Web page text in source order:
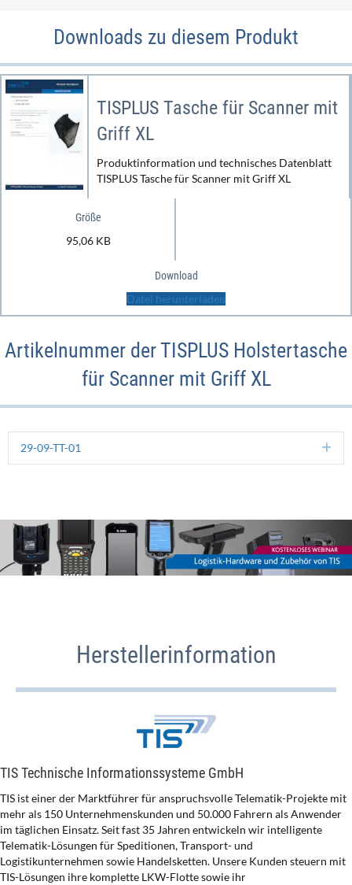
Downloads zu diesem Produkt
TISPLUS Tasche für Scanner mit
Griff XL
Produktinformation und technisches Datenblatt
TISPLUS Tasche für Scanner mit Griff XL
Größe
95,06 KB
Download
Datei herunterladen
Artikelnummer der TISPLUS Holstertasche
für Scanner mit Griff XL
29-09-TT-01
Herstellerinformation
TIS Technische Informationssysteme GmbH
TIS ist einer der Marktführer für anspruchsvolle Telematik-Projekte mit
mehr als 150 Unternehmenskunden und 50.000 Fahrern als Anwender
im täglichen Einsatz. Seit fast 35 Jahren entwickeln wir intelligente
Telematik-Lösungen für Speditionen, Transport- und
Logistikunternehmen sowie Handelsketten. Unsere Kunden steuern mit
TIS-Lösungen ihre komplette LKW-Flotte sowie ihr